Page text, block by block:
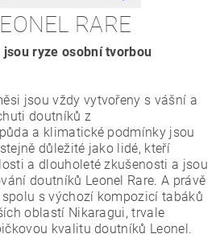
RARE
jsou ryze osobní tvorbou
jsou vždy vytvořeny s vášní a
doutníků z
a klimatické podmínky jsou
důležité jako lidé, kteří
a dlouholeté zkušenosti a jsou
doutníků Leonel Rare. A právě
s výchozí kompozicí tabáků
oblastí Nikaragui, trvale
kvalitu doutníků Leonel.